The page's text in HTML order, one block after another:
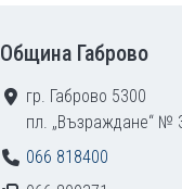
Община Габрово
гр. Габрово 5300
пл. „Възраждане“ №
066 818400